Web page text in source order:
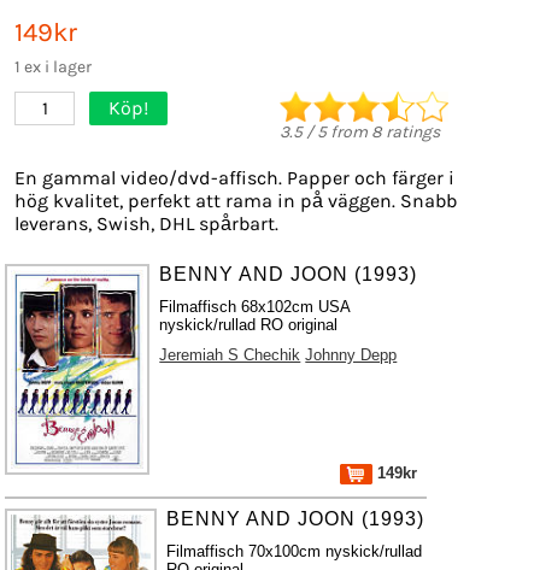
149kr
1 ex i lager
1 Köp!
3.5/5from 8 ratings
En gammal video/dvd-affisch. Papper och färger i
hög kvalitet, perfekt att rama in på väggen. Snabb
leverans, Swish, DHL spårbart.
BENNY AND JOON (1993)
Filmaffisch 68x102cm USA
nyskick/rullad RO original
Jeremiah S Chechik Johnny Depp
149kr
BENNY AND JOON (1993)
Filmaffisch 70x100cm nyskick/rullad